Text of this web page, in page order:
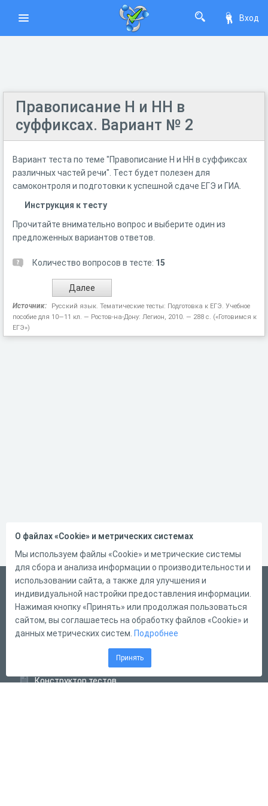
Вход
Правописание Н и НН в
суффиксах. Вариант № 2
Вариант теста по теме "Правописание Н и НН в суффиксах
различных частей речи". Тест будет полезен для
самоконтроля и подготовки к успешной сдаче ЕГЭ и ГИА.
Инструкция к тесту
Прочитайте внимательно вопрос и выберите один из
предложенных вариантов ответов.
Количество вопросов в тесте: 15
Источник:
Русский язык. Тематические тесты: Подготовка к ЕГЭ. Учебное
пособие для 10—11 кл. — Ростов-на-Дону: Легион, 2010. — 288 с. («Готовимся к
ЕГЭ»)
Русский
Справка
Форма обратной связи
Конструктор тестов
О файлах «Cookie» и метрических системах
Мы используем файлы «Cookie» и метрические системы
для сбора и анализа информации о производительности и
использовании сайта, а также для улучшения и
индивидуальной настройки предоставления информации.
Нажимая кнопку «Принять» или продолжая пользоваться
сайтом, вы соглашаетесь на обработку файлов «Cookie» и
данных метрических систем. Подробнее
Принять